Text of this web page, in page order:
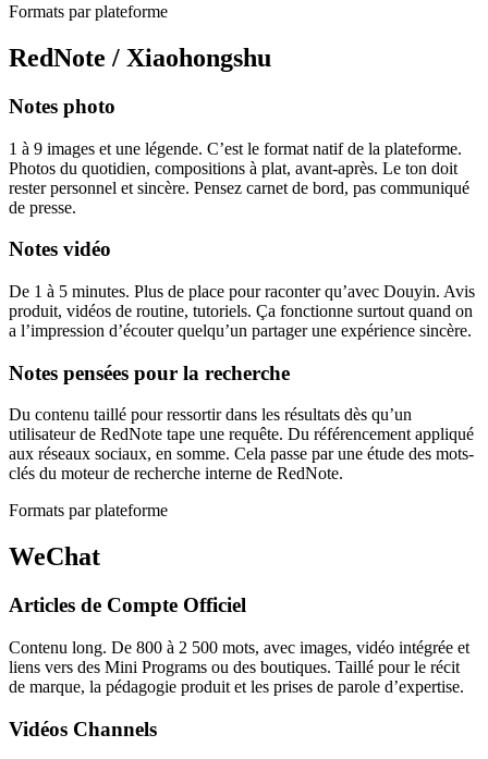
Formats par plateforme
RedNote / Xiaohongshu
Notes photo
1 à 9 images et une légende. C’est le format natif de la plateforme.
Photos du quotidien, compositions à plat, avant-après. Le ton doit
rester personnel et sincère. Pensez carnet de bord, pas communiqué
de presse.
Notes vidéo
De 1 à 5 minutes. Plus de place pour raconter qu’avec Douyin. Avis
produit, vidéos de routine, tutoriels. Ça fonctionne surtout quand on
a l’impression d’écouter quelqu’un partager une expérience sincère.
Notes pensées pour la recherche
Du contenu taillé pour ressortir dans les résultats dès qu’un
utilisateur de RedNote tape une requête. Du référencement appliqué
aux réseaux sociaux, en somme. Cela passe par une étude des mots-
clés du moteur de recherche interne de RedNote.
Formats par plateforme
WeChat
Articles de Compte Officiel
Contenu long. De 800 à 2 500 mots, avec images, vidéo intégrée et
liens vers des Mini Programs ou des boutiques. Taillé pour le récit
de marque, la pédagogie produit et les prises de parole d’expertise.
Vidéos Channels